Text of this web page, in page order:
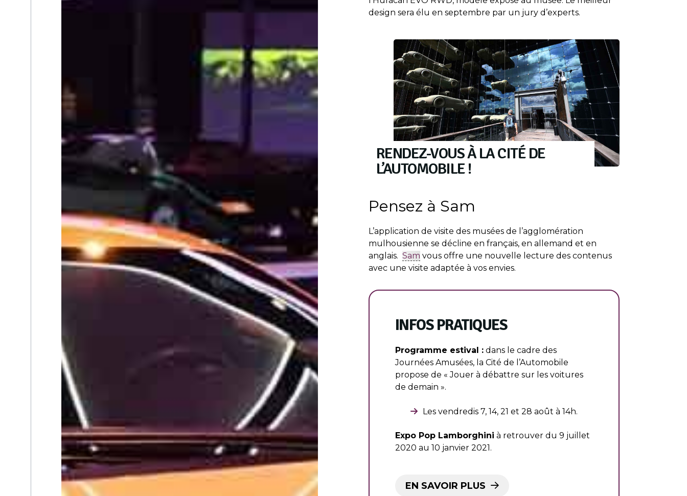
design sera élu en septembre par un jury d’experts.
RENDEZ-VOUS À LA CITÉ DE
L’AUTOMOBILE !
Pensez à Sam
L’application de visite des musées de l’agglomération
mulhousienne se décline en français, en allemand et en
anglais. Sam vous offre une nouvelle lecture des contenus
avec une visite adaptée à vos envies.
INFOS PRATIQUES
Programme estival :dans le cadre des
Journées Amusées, la Cité de l’Automobile
propose de « Jouer à débattre sur les voitures
de demain ».
Les vendredis 7, 14, 21 et 28 août à 14h.
Expo Pop Lamborghini à retrouver du 9 juillet
2020 au 10 janvier 2021.
EN SAVOIR PLUS